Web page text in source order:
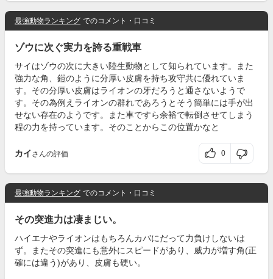
最強動物ランキング でのコメント・口コミ
ゾウに次ぐ実力を誇る重戦車
サイはゾウの次に大きい陸生動物として知られています。また
強力な角、鎧のように分厚い皮膚を持ち攻守共に優れていま
す。その分厚い皮膚はライオンの牙だろうと通さないようで
す。その為例えライオンの群れであろうとそう簡単には手が出
せない存在のようです。また車ですら余裕で転倒させてしまう
程の力を持っています。そのことからこの位置かなと
カイ さんの評価 0
最強動物ランキング でのコメント・口コミ
その突進力は凄まじい。
ハイエナやライオンはもちろんカバにだって力負けしないは
ず。またその突進にも意外にスピードがあり、威力が増す角(正
確には違う)があり、皮膚も硬い。